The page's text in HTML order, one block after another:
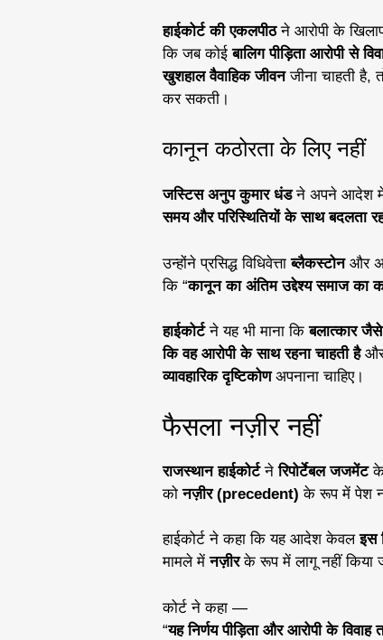
हाईकोर्ट की एकलपीठने आरोपी के
कि जब कोईबालिग पीड़िता आरोपी से
खुशहाल वैवाहिक जीवनजीना चाहती है,
कर सकती।
कानून कठोरता के लिए नहीं
जस्टिस अनुप कुमार धंडने अपने आदेश
समय और परिस्थितियों के साथ बदलता
उन्होंने प्रसिद्ध विधिवेत्ताब्लैकस्टोनऔर
कि “कानून का अंतिम उद्देश्य समाज का
हाईकोर्टने यह भी माना किबलात्कार
कि वह आरोपी के साथ रहना चाहती है
व्यावहारिक दृष्टिकोणअपनाना चाहिए।
फैसला नज़ीर नहीं
राजस्थान हाईकोर्टनेरिपोर्टेबल जजमेंटके
कोनज़ीर (precedent) के रूप में पेश
हाईकोर्ट ने कहा कि यह आदेश केवलइस
मामले मेंनज़ीरके रूप में लागू नहीं किया
कोर्ट ने कहा —
“यह निर्णय पीड़िता और आरोपी के